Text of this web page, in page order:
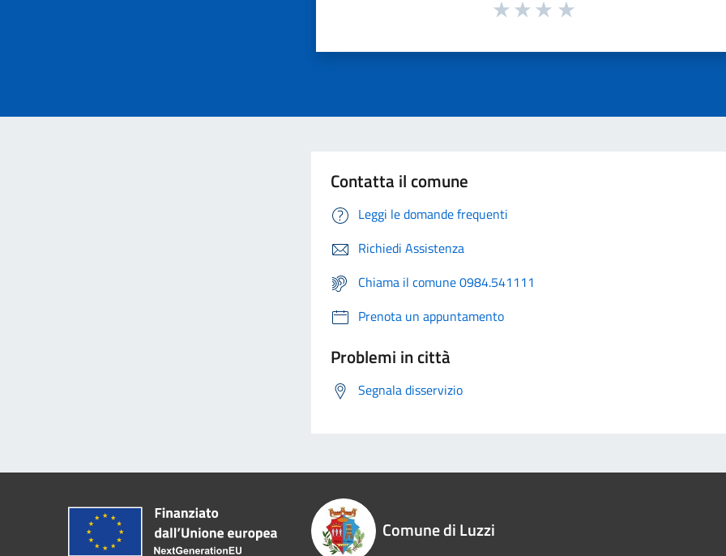
Contatta il comune
Leggi le domande frequenti
Richiedi Assistenza
Chiama il comune 0984.541111
Prenota un appuntamento
Problemi in città
Segnala disservizio
Comune di Luzzi